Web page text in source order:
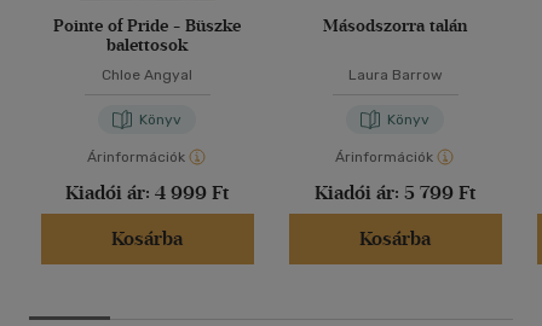
Pointe of Pride - Büszke
balettosok
Chloe Angyal
Könyv
Árinformációk
Kiadói ár: 4 999 Ft
Kosárba
Másodszorra talán
Laura Barrow
Könyv
Árinformációk
Kiadói ár: 5 799 Ft
Kosárba